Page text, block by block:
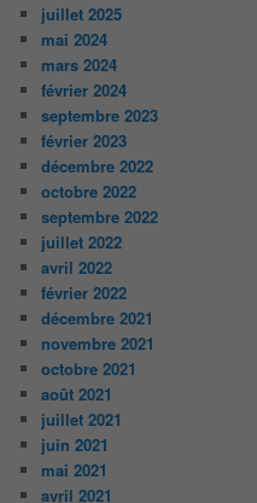
juillet 2025
mai 2024
mars 2024
février 2024
septembre 2023
février 2023
décembre 2022
octobre 2022
septembre 2022
juillet 2022
avril 2022
février 2022
décembre 2021
novembre 2021
octobre 2021
août 2021
juillet 2021
juin 2021
mai 2021
avril 2021